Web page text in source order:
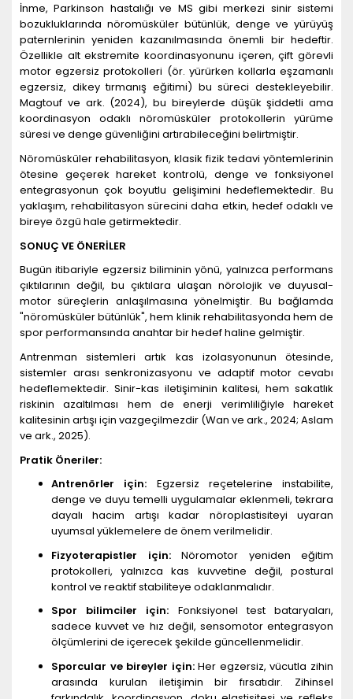
İnme, Parkinson hastalığı ve MS gibi merkezi sinir sistemi
bozukluklarında nöromüsküler bütünlük, denge ve yürüyüş
paternlerinin yeniden kazanılmasında önemli bir hedeftir.
Özellikle alt ekstremite koordinasyonunu içeren, çift görevli
motor egzersiz protokolleri (ör. yürürken kollarla eşzamanlı
egzersiz, dikey tırmanış eğitimi) bu süreci destekleyebilir.
Magtouf ve ark. (2024), bu bireylerde düşük şiddetli ama
koordinasyon odaklı nöromüsküler protokollerin yürüme
süresi ve denge güvenliğini artırabileceğini belirtmiştir.
Nöromüsküler rehabilitasyon, klasik fizik tedavi yöntemlerinin
ötesine geçerek hareket kontrolü, denge ve fonksiyonel
entegrasyonun çok boyutlu gelişimini hedeflemektedir. Bu
yaklaşım, rehabilitasyon sürecini daha etkin, hedef odaklı ve
bireye özgü hale getirmektedir.
SONUÇ VE ÖNERİLER
Bugün itibariyle egzersiz biliminin yönü, yalnızca performans
çıktılarının değil, bu çıktılara ulaşan nörolojik ve duyusal-
motor süreçlerin anlaşılmasına yönelmiştir. Bu bağlamda
"nöromüsküler bütünlük", hem klinik rehabilitasyonda hem de
spor performansında anahtar bir hedef haline gelmiştir.
Antrenman sistemleri artık kas izolasyonunun ötesinde,
sistemler arası senkronizasyonu ve adaptif motor cevabı
hedeflemektedir. Sinir-kas iletişiminin kalitesi, hem sakatlık
riskinin azaltılması hem de enerji verimliliğiyle hareket
kalitesinin artışı için vazgeçilmezdir (Wan ve ark., 2024; Aslam
ve ark., 2025).
Pratik Öneriler:
Antrenörler için: Egzersiz reçetelerine instabilite,
denge ve duyu temelli uygulamalar eklenmeli, tekrara
dayalı hacim artışı kadar nöroplastisiteyi uyaran
uyumsal yüklemelere de önem verilmelidir.
Fizyoterapistler için:Nöromotor yeniden eğitim
protokolleri, yalnızca kas kuvvetine değil, postural
kontrol ve reaktif stabiliteye odaklanmalıdır.
Spor bilimciler için: Fonksiyonel test bataryaları,
sadece kuvvet ve hız değil, sensomotor entegrasyon
ölçümlerini de içerecek şekilde güncellenmelidir.
Sporcular ve bireyler için:Her egzersiz, vücutla zihin
arasında kurulan iletişimin bir fırsatıdır. Zihinsel